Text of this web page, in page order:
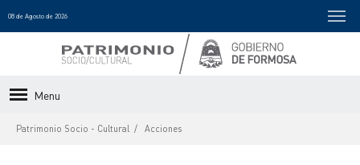
08 de Agosto de 2026
Menu
Patrimonio Socio - Cultural Acciones